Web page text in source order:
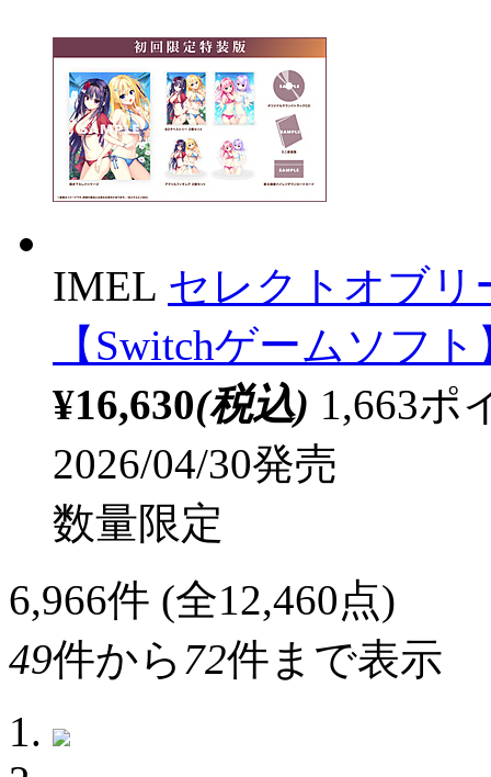
IMEL セレクトオブ
【Switchゲームソフ
¥16,630(税込) 1,663ポ
2026/04/30発売
数量限定
6,966件 (全12,460点)
49件から 72件まで表示